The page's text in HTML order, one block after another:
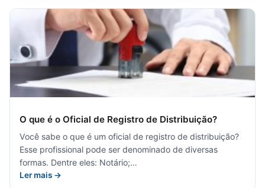
O que é o Oficial de Registro de Distribuição?
Você sabe o que é um oficial de registro de distribuição?
Esse profissional pode ser denominado de diversas
formas. Dentre eles: Notário;…
Ler mais →